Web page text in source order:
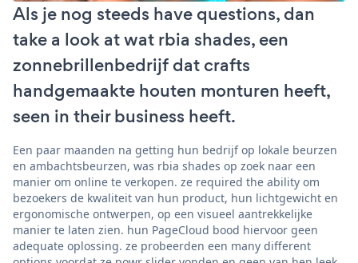
Als je nog steeds have questions, dan
take a look at wat rbia shades, een
zonnebrillenbedrijf dat crafts
handgemaakte houten monturen heeft,
seen in their business heeft.
Een paar maanden na getting hun bedrijf op lokale beurzen
en ambachtsbeurzen, was rbia shades op zoek naar een
manier om online te verkopen. ze required the ability om
bezoekers de kwaliteit van hun product, hun lichtgewicht en
ergonomische ontwerpen, op een visueel aantrekkelijke
manier te laten zien. hun PageCloud bood hiervoor geen
adequate oplossing. ze probeerden een many different